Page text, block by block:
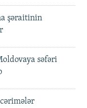
şəraitinin
səfəri